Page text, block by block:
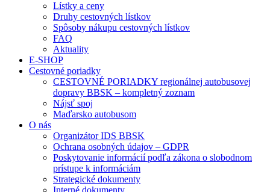
Lístky a ceny
Druhy cestovných lístkov
Spôsoby nákupu cestovných lístkov
FAQ
Aktuality
E-SHOP
Cestovné poriadky
CESTOVNÉ PORIADKY regionálnej autobusovej
dopravy BBSK – kompletný zoznam
Nájsť spoj
Maďarsko autobusom
O nás
Organizátor IDS BBSK
Ochrana osobných údajov – GDPR
Poskytovanie informácií podľa zákona o slobodnom
prístupe k informáciám
Strategické dokumenty
Interné dokumenty